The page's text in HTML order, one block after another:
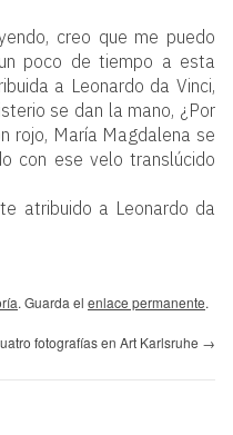
creo que me puedo
poco de tiempo a esta
a Leonardo da Vinci,
se dan la mano, ¿Por
rojo, María Magdalena se
con ese velo translúcido
atribuido a Leonardo da
. Guarda el enlace permanente.
fotografías en Art Karlsruhe →